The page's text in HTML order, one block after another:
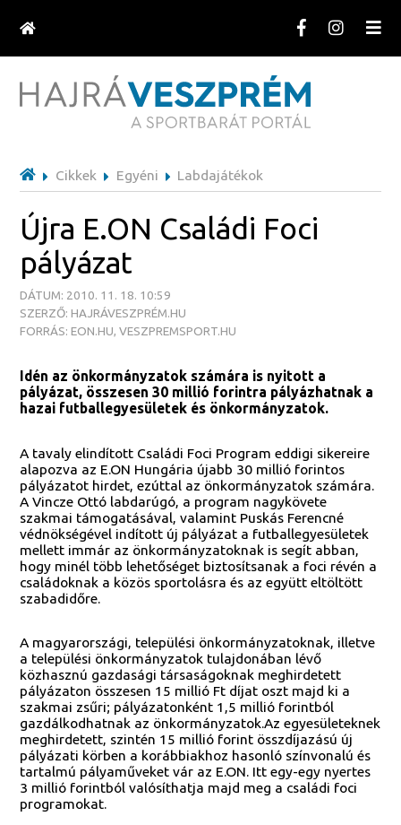
Cikkek Egyéni Labdajátékok
Újra E.ON Családi Foci
pályázat
DÁTUM: 2010. 11. 18. 10:59
SZERZŐ: HAJRÁVESZPRÉM.HU
FORRÁS: EON.HU, VESZPREMSPORT.HU
Idén az önkormányzatok számára is nyitott a
pályázat, összesen 30 millió forintra pályázhatnak a
hazai futballegyesületek és önkormányzatok.
A tavaly elindított Családi Foci Program eddigi sikereire
alapozva az E.ON Hungária újabb 30 millió forintos
pályázatot hirdet, ezúttal az önkormányzatok számára.
A Vincze Ottó labdarúgó, a program nagykövete
szakmai támogatásával, valamint Puskás Ferencné
védnökségével indított új pályázat a futballegyesületek
mellett immár az önkormányzatoknak is segít abban,
hogy minél több lehetőséget biztosítsanak a foci révén a
családoknak a közös sportolásra és az együtt eltöltött
szabadidőre.
A magyarországi, települési önkormányzatoknak, illetve
a települési önkormányzatok tulajdonában lévő
közhasznú gazdasági társaságoknak meghirdetett
pályázaton összesen 15 millió Ft díjat oszt majd ki a
szakmai zsűri; pályázatonként 1,5 millió forintból
gazdálkodhatnak az önkormányzatok.Az egyesületeknek
meghirdetett, szintén 15 millió forint összdíjazású új
pályázati körben a korábbiakhoz hasonló színvonalú és
tartalmú pályaműveket vár az E.ON. Itt egy-egy nyertes
3 millió forintból valósíthatja majd meg a családi foci
programokat.